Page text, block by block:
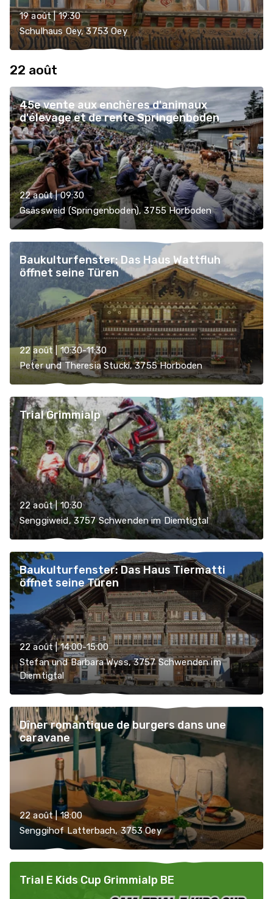
19 août | 19:30
Schulhaus Oey, 3753 Oey
22 août
45e vente aux enchères d'animaux
d'élevage et de rente Springenboden
22 août | 09:30
Gsässweid (Springenboden), 3755 Horboden
Baukulturfenster: Das Haus Wattfluh
öffnet seine Türen
22 août | 10:30-11:30
Peter und Theresia Stucki, 3755 Horboden
Trial Grimmialp
22 août | 10:30
Senggiweid, 3757 Schwenden im Diemtigtal
Baukulturfenster: Das Haus Tiermatti
öffnet seine Türen
22 août | 14:00-15:00
Stefan und Barbara Wyss, 3757 Schwenden im
Diemtigtal
Dîner romantique de burgers dans une
caravane
22 août | 18:00
Senggihof Latterbach, 3753 Oey
Trial E Kids Cup Grimmialp BE